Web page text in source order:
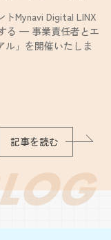
Mynavi Digital LINX
る — 事業責任者とエ
ル」を開催いたしま
記事を読む